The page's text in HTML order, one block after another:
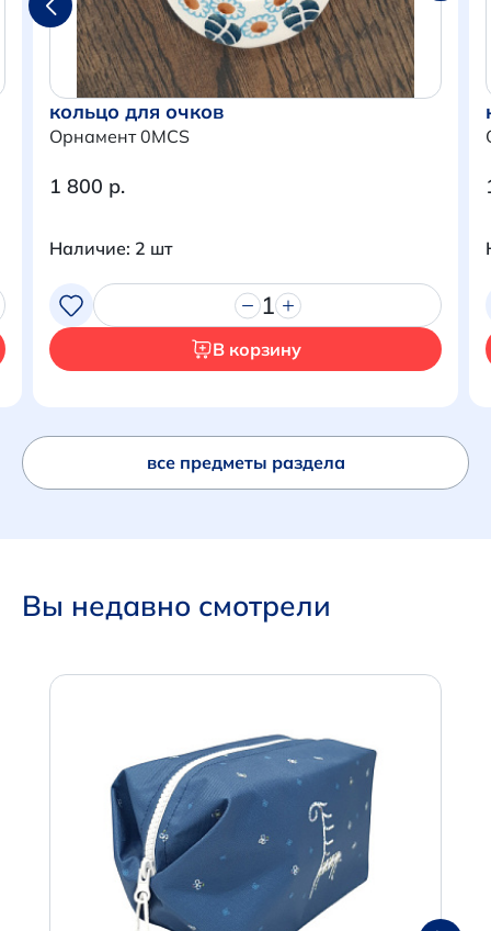
Итого:
0 р.
Продолжить покупки
кольцо для очков
Орнамент 0MCS
1 800 р.
Наличие: 2 шт
1
В корзину
все предметы раздела
Вы недавно смотрели